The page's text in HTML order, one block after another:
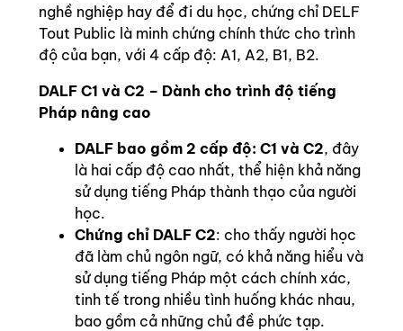
nghề nghiệp hay để đi du học, chứng chỉ DELF
Tout Public là minh chứng chính thức cho trình
độ của bạn, với 4 cấp độ: A1, A2, B1, B2.
DALF C1 và C2 – Dành cho trình độ tiếng
Pháp nâng cao
DALF bao gồm 2 cấp độ: C1 và C2, đây
là hai cấp độ cao nhất, thể hiện khả năng
sử dụng tiếng Pháp thành thạo của người
học.
Chứng chỉ DALF C2: cho thấy người học
đã làm chủ ngôn ngữ, có khả năng hiểu và
sử dụng tiếng Pháp một cách chính xác,
tinh tế trong nhiều tình huống khác nhau,
bao gồm cả những chủ đề phức tạp.